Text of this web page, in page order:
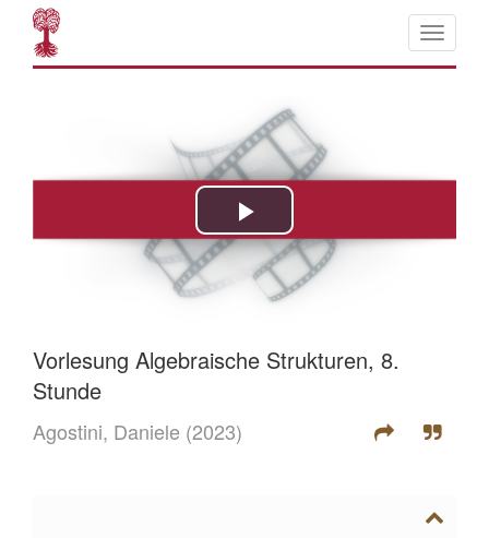
Vorlesung Algebraische Strukturen, 8.
Stunde
Agostini, Daniele (2023)